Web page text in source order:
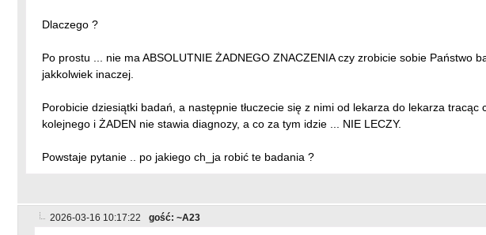
Dlaczego ?
Po prostu ... nie ma ABSOLUTNIE ŻADNEGO ZNACZENIA czy zrobicie sobie Państwo
jakkolwiek inaczej.
Porobicie dziesiątki badań, a następnie tłuczecie się z nimi od lekarza do lekarza tracąc
kolejnego i ŻADEN nie stawia diagnozy, a co za tym idzie ... NIE LECZY.
Powstaje pytanie .. po jakiego ch_ja robić te badania ?
2026-03-16 10:17:22 gość: ~A23